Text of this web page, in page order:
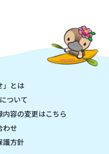
」とは
ついて
容の変更はこちら
わせ
護方針